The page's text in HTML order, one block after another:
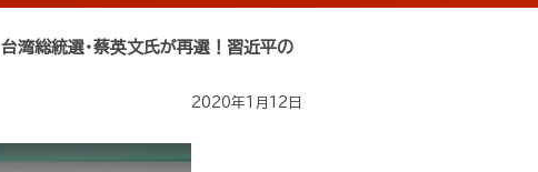
台湾総統選・蔡英文氏が再選！習近平の
2020年1月12日